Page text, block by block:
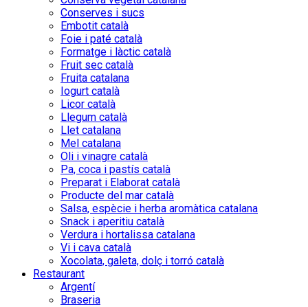
Conserves i sucs
Embotit català
Foie i paté català
Formatge i làctic català
Fruit sec català
Fruita catalana
Iogurt català
Licor català
Llegum català
Llet catalana
Mel catalana
Oli i vinagre català
Pa, coca i pastís català
Preparat i Elaborat català
Producte del mar català
Salsa, espècie i herba aromàtica catalana
Snack i aperitiu català
Verdura i hortalissa catalana
Vi i cava català
Xocolata, galeta, dolç i torró català
Restaurant
Argentí
Braseria